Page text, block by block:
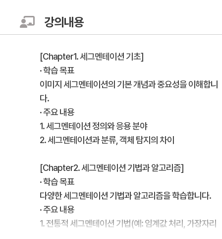
강의내용
[Chapter1. 세그멘테이션 기초]
· 학습 목표
이미지 세그멘테이션의 기본 개념과 중요성을 이해합니
다.
· 주요 내용
1. 세그멘테이션 정의와 응용 분야
2. 세그멘테이션과 분류, 객체 탐지의 차이
[Chapter2. 세그멘테이션 기법과 알고리즘]
· 학습 목표
다양한 세그멘테이션 기법과 알고리즘을 학습합니다.
· 주요 내용
1. 전통적 세그멘테이션 기법(예: 임계값 처리, 가장자리